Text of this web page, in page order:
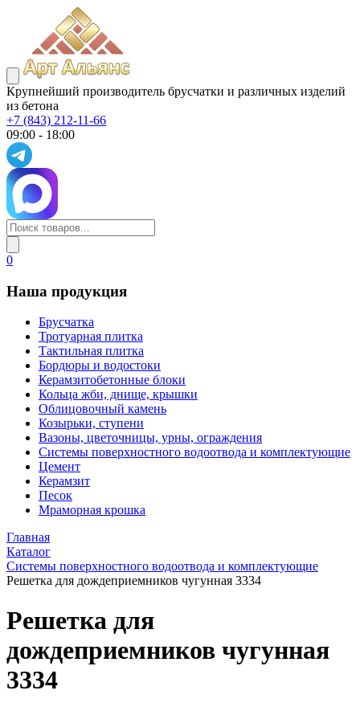
Крупнейший производитель брусчатки и различных изделий
из бетона
+7 (843) 212-11-66
09:00 - 18:00
0
Наша продукция
Брусчатка
Тротуарная плитка
Тактильная плитка
Бордюры и водостоки
Керамзитобетонные блоки
Кольца жби, днище, крышки
Облицовочный камень
Козырьки, ступени
Вазоны, цветочницы, урны, ограждения
Системы поверхностного водоотвода и комплектующие
Цемент
Керамзит
Песок
Мраморная крошка
Главная
Каталог
Системы поверхностного водоотвода и комплектующие
Решетка для дождеприемников чугунная 3334
Решетка для
дождеприемников чугунная
3334